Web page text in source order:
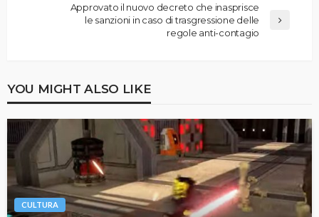
Approvato il nuovo decreto che inasprisce
le sanzioni in caso di trasgressione delle
regole anti-contagio
YOU MIGHT ALSO LIKE
CULTURA